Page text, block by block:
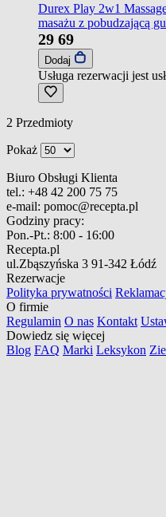
Durex Play 2w1
masażu z pobudzającą
29 69
Dodaj
Usługa rezerwacji jest
2 Przedmioty
Pokaż
Biuro Obsługi Klienta
tel.: +48 42 200 75 75
e-mail: pomoc@recepta.pl
Godziny pracy:
Pon.-Pt.: 8:00 - 16:00
Recepta.pl
ul.Zbąszyńska 3 91-342 Łódź
Rezerwacje
Polityka prywatności
O firmie
Regulamin O nas Kontakt
Dowiedz się więcej
Blog FAQ Marki Leksykon